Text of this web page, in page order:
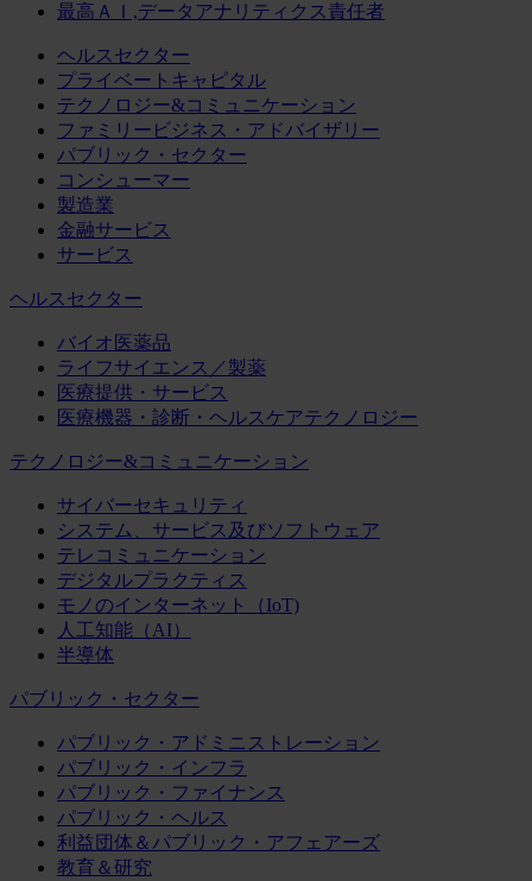
最高ＡＩ,データアナリティクス責任者
ヘルスセクター
プライベートキャピタル
テクノロジー&コミュニケーション
ファミリービジネス・アドバイザリー
パブリック・セクター
コンシューマー
製造業
金融サービス
サービス
ヘルスセクター
バイオ医薬品
ライフサイエンス／製薬
医療提供・サービス
医療機器・診断・ヘルスケアテクノロジー
テクノロジー&コミュニケーション
サイバーセキュリティ
システム、サービス及びソフトウェア
テレコミュニケーション
デジタルプラクティス
モノのインターネット（IoT)
人工知能（AI）
半導体
パブリック・セクター
パブリック・アドミニストレーション
パブリック・インフラ
パブリック・ファイナンス
パブリック・ヘルス
利益団体＆パブリック・アフェアーズ
教育＆研究